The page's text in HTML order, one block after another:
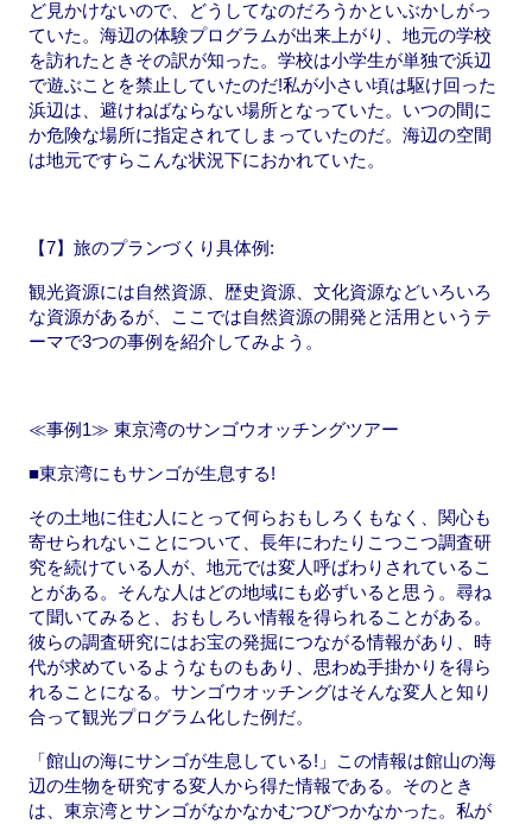
ど見かけないので、どうしてなのだろうかといぶかしがっ
ていた。海辺の体験プログラムが出来上がり、地元の学校
を訪れたときその訳が知った。学校は小学生が単独で浜辺
で遊ぶことを禁止していたのだ!私が小さい頃は駆け回った
浜辺は、避けねばならない場所となっていた。いつの間に
か危険な場所に指定されてしまっていたのだ。海辺の空間
は地元ですらこんな状況下におかれていた。
【7】旅のプランづくり具体例:
観光資源には自然資源、歴史資源、文化資源などいろいろ
な資源があるが、ここでは自然資源の開発と活用というテ
ーマで3つの事例を紹介してみよう。
≪事例1≫ 東京湾のサンゴウオッチングツアー
■東京湾にもサンゴが生息する!
その土地に住む人にとって何らおもしろくもなく、関心も
寄せられないことについて、長年にわたりこつこつ調査研
究を続けている人が、地元では変人呼ばわりされているこ
とがある。そんな人はどの地域にも必ずいると思う。尋ね
て聞いてみると、おもしろい情報を得られることがある。
彼らの調査研究にはお宝の発掘につながる情報があり、時
代が求めているようなものもあり、思わぬ手掛かりを得ら
れることになる。サンゴウオッチングはそんな変人と知り
合って観光プログラム化した例だ。
「館山の海にサンゴが生息している!」この情報は館山の海
辺の生物を研究する変人から得た情報である。そのとき
は、東京湾とサンゴがなかなかむつびつかなかった。私が